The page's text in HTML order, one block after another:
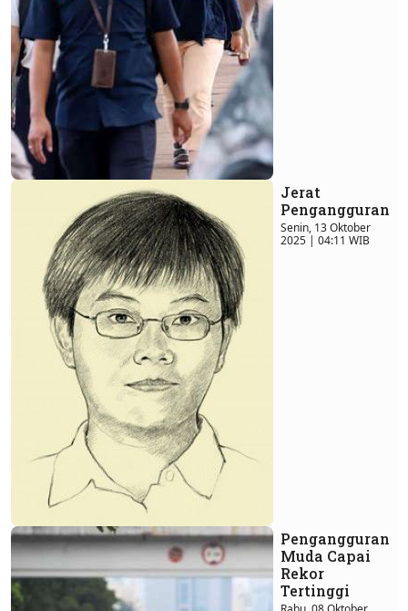
Jerat
Pengangguran
Senin, 13 Oktober
2025 | 04:11 WIB
Pengangguran
Muda Capai
Rekor
Tertinggi